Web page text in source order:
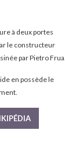
à deux portes
le constructeur
par Pietro Frua.
en possède le